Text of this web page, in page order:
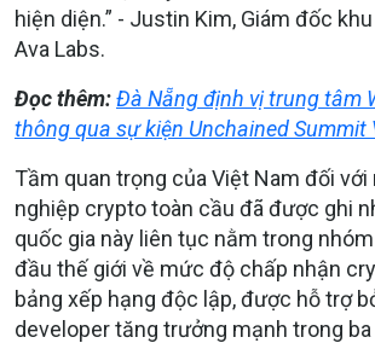
hiện diện.” - Justin Kim, Giám đốc
Ava Labs.
Đọc thêm:Đà Nẵng định vị trung tâm
thông qua sự kiện Unchained Summit
Tầm quan trọng của Việt Nam đối với
nghiệp crypto toàn cầu đã được ghi
quốc gia này liên tục nằm trong
đầu thế giới về mức độ chấp nhận
bảng xếp hạng độc lập, được hỗ trợ
developer tăng trưởng mạnh trong